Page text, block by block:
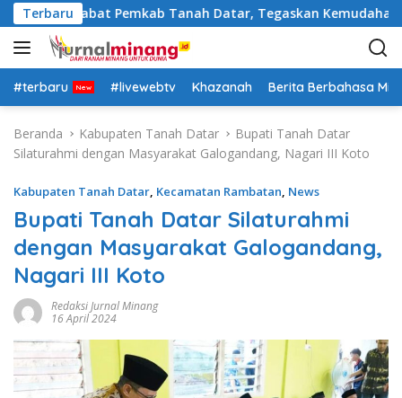
a
g
u
Terbaru
Pejabat Pemkab Tanah Datar, Tegaskan Kemudahan
#terbaru #livewebtv Khazanah Berita Berbahasa
Beranda Kabupaten Tanah Datar
Bupati Tanah Datar
Silaturahmi dengan Masyarakat Galogandang, Nagari III Koto
Kabupaten Tanah Datar, Kecamatan Rambatan, News
Bupati Tanah Datar Silaturahmi
dengan Masyarakat Galogandang,
Nagari III Koto
Redaksi Jurnal Minang
16 April 2024